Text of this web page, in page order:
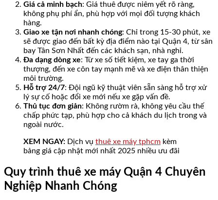
Giá cả minh bạch: Giá thuê được niêm yết rõ ràng,
không phụ phí ẩn, phù hợp với mọi đối tượng khách
hàng.
Giao xe tận nơi nhanh chóng: Chỉ trong 15-30 phút, xe
sẽ được giao đến bất kỳ địa điểm nào tại Quận 4, từ sân
bay Tân Sơn Nhất đến các khách sạn, nhà nghỉ.
Đa dạng dòng xe: Từ xe số tiết kiệm, xe tay ga thời
thượng, đến xe côn tay mạnh mẽ và xe điện thân thiện
môi trường.
Hỗ trợ 24/7: Đội ngũ kỹ thuật viên sẵn sàng hỗ trợ xử
lý sự cố hoặc đổi xe mới nếu xe gặp vấn đề.
Thủ tục đơn giản: Không rườm rà, không yêu cầu thế
chấp phức tạp, phù hợp cho cả khách du lịch trong và
ngoài nước.
XEM NGAY: Dịch vụ thuê xe máy tphcm kèm
bảng giá cập nhật mới nhất 2025 nhiều ưu đãi
Quy trình thuê xe máy Quận 4 Chuyên
Nghiệp Nhanh Chóng